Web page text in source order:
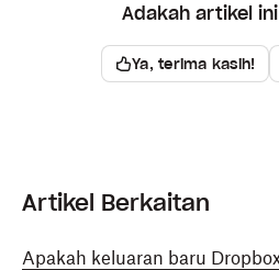
Adakah artikel
Ya, terima kasih!
Artikel Berkaitan
Apakah keluaran baru